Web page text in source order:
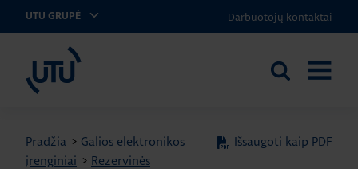
UTU GRUPĖ Darbuotojų kontaktai
UTU Lithuania
Ieškoti
Pradžia > Galios elektronikos
įrenginiai > Rezervinės
Išsaugoti kaip PDF